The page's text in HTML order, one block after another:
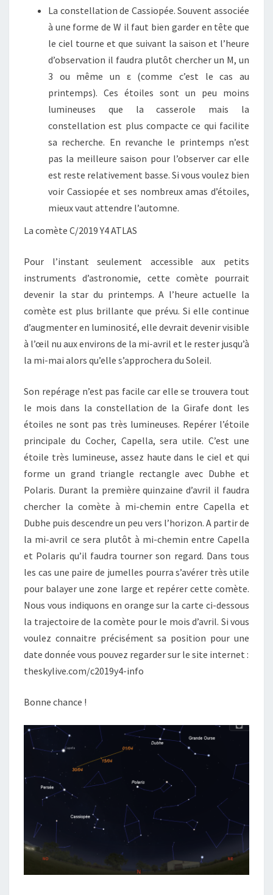
La constellation de Cassiopée. Souvent associée
à une forme de W il faut bien garder en tête que
le ciel tourne et que suivant la saison et l’heure
d’observation il faudra plutôt chercher un M, un
3 ou même un ε (comme c’est le cas au
printemps). Ces étoiles sont un peu moins
lumineuses que la casserole mais la
constellation est plus compacte ce qui facilite
sa recherche. En revanche le printemps n’est
pas la meilleure saison pour l’observer car elle
est reste relativement basse. Si vous voulez bien
voir Cassiopée et ses nombreux amas d’étoiles,
mieux vaut attendre l’automne.
La comète C/2019 Y4 ATLAS
Pour l’instant seulement accessible aux petits
instruments d’astronomie, cette comète pourrait
devenir la star du printemps. A l’heure actuelle la
comète est plus brillante que prévu. Si elle continue
d’augmenter en luminosité, elle devrait devenir visible
à l’œil nu aux environs de la mi-avril et le rester jusqu’à
la mi-mai alors qu’elle s’approchera du Soleil.
Son repérage n’est pas facile car elle se trouvera tout
le mois dans la constellation de la Girafe dont les
étoiles ne sont pas très lumineuses. Repérer l’étoile
principale du Cocher, Capella, sera utile. C’est une
étoile très lumineuse, assez haute dans le ciel et qui
forme un grand triangle rectangle avec Dubhe et
Polaris. Durant la première quinzaine d’avril il faudra
chercher la comète à mi-chemin entre Capella et
Dubhe puis descendre un peu vers l’horizon. A partir de
la mi-avril ce sera plutôt à mi-chemin entre Capella
et Polaris qu’il faudra tourner son regard. Dans tous
les cas une paire de jumelles pourra s’avérer très utile
pour balayer une zone large et repérer cette comète.
Nous vous indiquons en orange sur la carte ci-dessous
la trajectoire de la comète pour le mois d’avril. Si vous
voulez connaitre précisément sa position pour une
date donnée vous pouvez regarder sur le site internet :
theskylive.com/c2019y4-info
Bonne chance !